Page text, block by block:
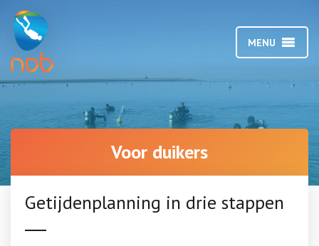
MENU
Voor duikers
Getijdenplanning in drie stappen